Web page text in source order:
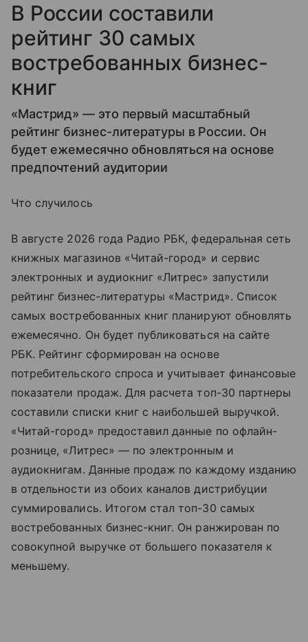
В России составили
рейтинг 30 самых
востребованных бизнес-
книг
«Мастрид» — это первый масштабный
рейтинг бизнес-литературы в России. Он
будет ежемесячно обновляться на основе
предпочтений аудитории
Что случилось
В августе 2026 года Радио РБК, федеральная сеть
книжных магазинов «Читай-город» и сервис
электронных и аудиокниг «Литрес» запустили
рейтинг бизнес-литературы «Мастрид». Список
самых востребованных книг планируют обновлять
ежемесячно. Он будет публиковаться на сайте
РБК. Рейтинг сформирован на основе
потребительского спроса и учитывает финансовые
показатели продаж. Для расчета топ-30 партнеры
составили списки книг с наибольшей выручкой.
«Читай-город» предоставил данные по офлайн-
рознице, «Литрес» — по электронным и
аудиокнигам. Данные продаж по каждому изданию
в отдельности из обоих каналов дистрибуции
суммировались. Итогом стал топ-30 самых
востребованных бизнес-книг. Он ранжирован по
совокупной выручке от большего показателя к
меньшему.